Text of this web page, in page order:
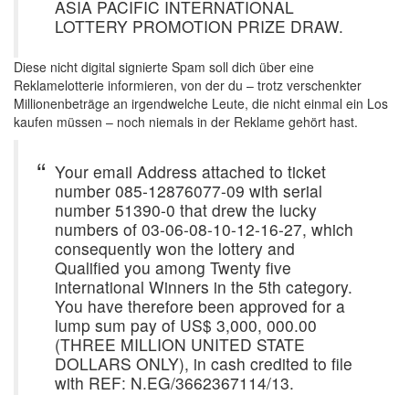
ASIA PACIFIC INTERNATIONAL
LOTTERY PROMOTION PRIZE DRAW.
Diese nicht digital signierte Spam soll dich über eine
Reklamelotterie informieren, von der du – trotz verschenkter
Millionenbeträge an irgendwelche Leute, die nicht einmal ein Los
kaufen müssen – noch niemals in der Reklame gehört hast.
Your email Address attached to ticket
number 085-12876077-09 with serial
number 51390-0 that drew the lucky
numbers of 03-06-08-10-12-16-27, which
consequently won the lottery and
Qualified you among Twenty five
international Winners in the 5th category.
You have therefore been approved for a
lump sum pay of US$ 3,000, 000.00
(THREE MILLION UNITED STATE
DOLLARS ONLY), in cash credited to file
with REF: N.EG/3662367114/13.